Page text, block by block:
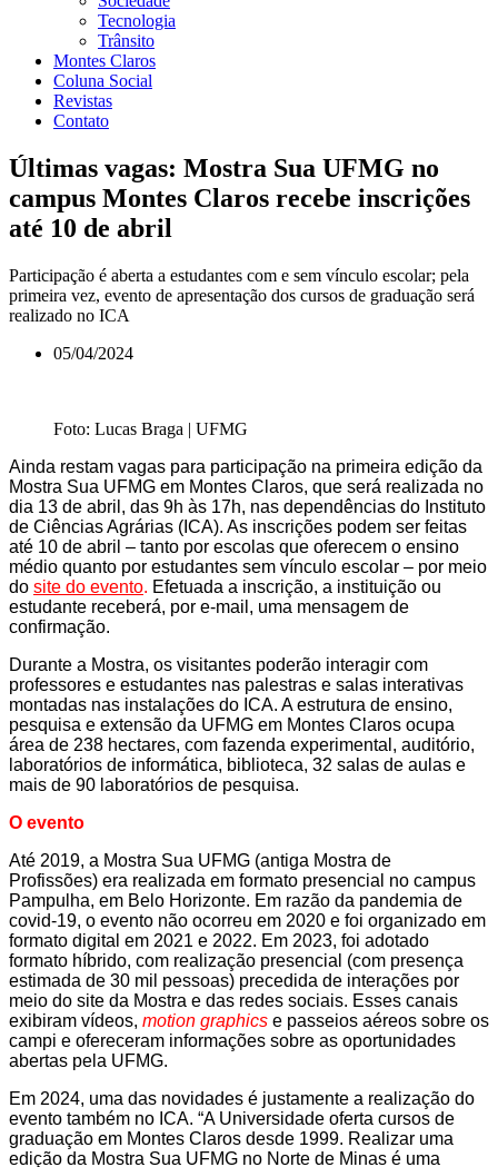
Tecnologia
Trânsito
Montes Claros
Coluna Social
Revistas
Contato
Últimas vagas: Mostra Sua UFMG no
campus Montes Claros recebe inscrições
até 10 de abril
Participação é aberta a estudantes com e sem vínculo escolar; pela
primeira vez, evento de apresentação dos cursos de graduação será
realizado no ICA
05/04/2024
Foto: Lucas Braga | UFMG
Ainda restam vagas para participação na primeira edição da
Mostra Sua UFMG em Montes Claros, que será realizada no
dia 13 de abril, das 9h às 17h, nas dependências do Instituto
de Ciências Agrárias (ICA). As inscrições podem ser feitas
até 10 de abril – tanto por escolas que oferecem o ensino
médio quanto por estudantes sem vínculo escolar – por meio
do site do evento. Efetuada a inscrição, a instituição ou
estudante receberá, por e-mail, uma mensagem de
confirmação.
Durante a Mostra, os visitantes poderão interagir com
professores e estudantes nas palestras e salas interativas
montadas nas instalações do ICA. A estrutura de ensino,
pesquisa e extensão da UFMG em Montes Claros ocupa
área de 238 hectares, com fazenda experimental, auditório,
laboratórios de informática, biblioteca, 32 salas de aulas e
mais de 90 laboratórios de pesquisa.
O evento
Até 2019, a Mostra Sua UFMG (antiga Mostra de
Profissões) era realizada em formato presencial no campus
Pampulha, em Belo Horizonte. Em razão da pandemia de
covid-19, o evento não ocorreu em 2020 e foi organizado em
formato digital em 2021 e 2022. Em 2023, foi adotado
formato híbrido, com realização presencial (com presença
estimada de 30 mil pessoas) precedida de interações por
meio do site da Mostra e das redes sociais. Esses canais
exibiram vídeos, motion graphics e passeios aéreos sobre os
campi e ofereceram informações sobre as oportunidades
abertas pela UFMG.
Em 2024, uma das novidades é justamente a realização do
evento também no ICA. “A Universidade oferta cursos de
graduação em Montes Claros desde 1999. Realizar uma
edição da Mostra Sua UFMG no Norte de Minas é uma